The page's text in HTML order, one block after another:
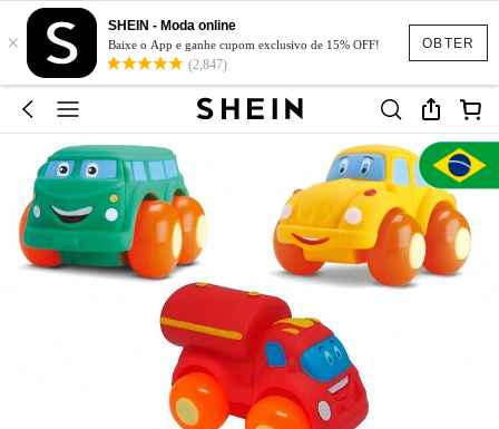
OBTER
×
SHEIN - Moda online
Baixe o App e ganhe cupom exclusivo de 15% OFF!
(2,847)